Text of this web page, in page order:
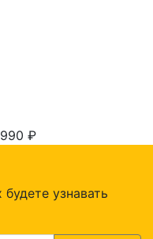
₽
узнавать